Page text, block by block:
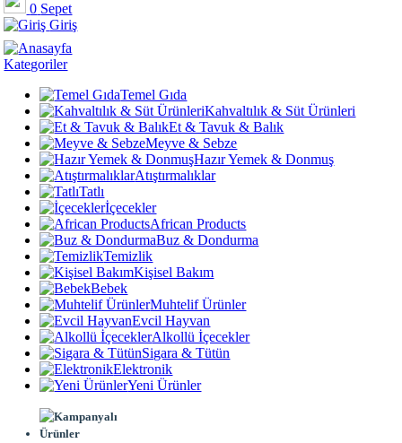
0 Sepet
Giriş
Kategoriler
Temel Gıda
Kahvaltılık & Süt Ürünleri
Et & Tavuk & Balık
Meyve & Sebze
Hazır Yemek & Donmuş
Atıştırmalıklar
Tatlı
İçecekler
African Products
Buz & Dondurma
Temizlik
Kişisel Bakım
Bebek
Muhtelif Ürünler
Evcil Hayvan
Alkollü İçecekler
Sigara & Tütün
Elektronik
Yeni Ürünler